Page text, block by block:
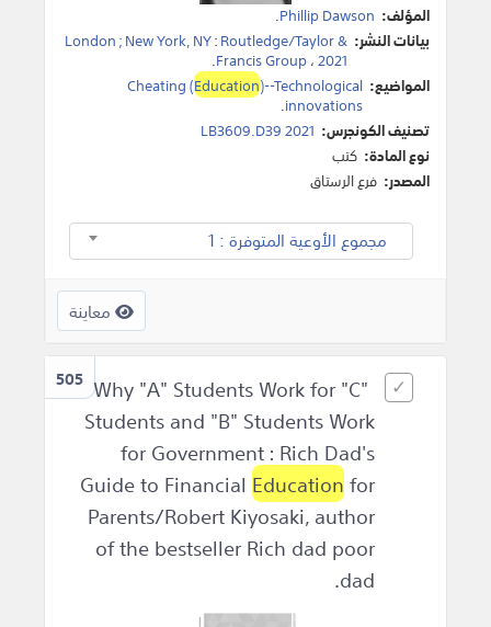
المؤلف: Phillip Dawson
.
بيانات النشر:
London ; New York, NY:Routledge/Taylor &
Francis Group،2021
.
المواضيع:
Cheating (Education)--Technological
innovations
.
تصنيف الكونجرس: LB3609.D39 2021
نوع المادة: كتب
المصدر: فرع الرستاق
مجموع الأوعية المتوفرة : 1
معاينة
505 Why "A" Students Work for "C"
Students and "B" Students Work
for Government : Rich Dad's
Guide to Financial Educationfor
Parents/Robert Kiyosaki, author
of the bestseller Rich dad poor
dad.